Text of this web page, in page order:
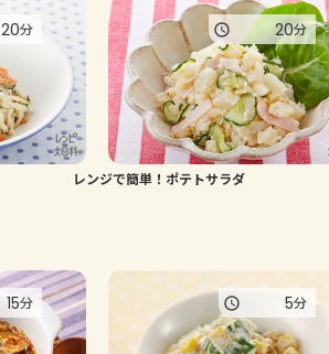
20分
レンジで簡単！ポテトサラダ
20分
15分 5分